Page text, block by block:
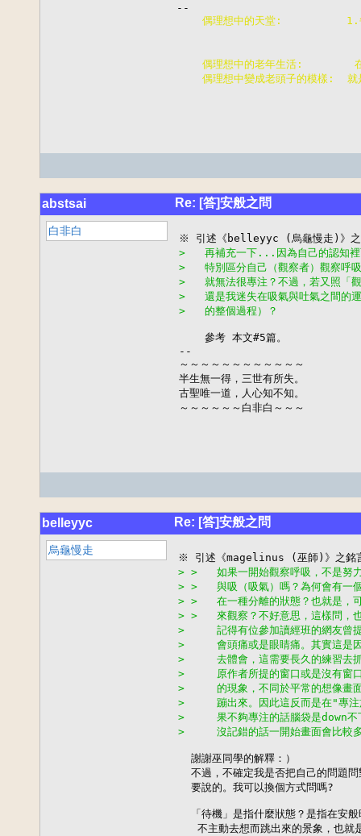
偶理想中的天堂:          1.
偶理想中的老年生活:
偶理想中變成老頭子的模樣:
abstsai Re: [答]安般之問
白非白
>   再補充一下...因為自己的認知裡
>   特別區分自己（觀察者）觀察呼
>   就無法很專注？不過，若又照「
>   還是我迷失在吸氣與吐氣之間的
>   的整個過程）？
    參考 本文#5篇。
--
～～～～～～～～～～～～
半生無一得，三世有所失。
古聖唯一道，人心知不知。
～～～～～～白非白～～～
belleyyc Re: [答]安般之問
烏龜慢走
> >   如果一開始觀察呼吸，不是努
> >   與吸（吸氣）嗎？為何會有一
> >   在一種分離的狀態？也就是，
> >   來觀察？不好意思，這樣問，
>     記得有位參加讀經班的網友曾提
>     會頭痛或是眼睛痛。其實這是因
>     去體會，這需要長久的練習去
>     原作者所提的窗口或是沒有窗口
>     的現象，不同於平常的想像畫面
>     蹦出來。因此這反而是在"專注
>     果不夠專注的話腦袋是down不
>     沒記錯的話一開始畫面會比較
  謝謝巫同學的解釋：）
不過，不確定我是否把自己的問題
  要說的。我可以換個方式問嗎?
「待機」是指什麼狀態？是指在安
不主動去想而跳出來的景象，也就